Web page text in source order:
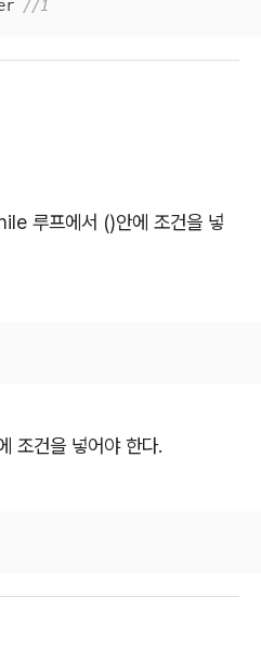
//1
루프에서 ()안에 조건을 넣
조건을 넣어야 한다.